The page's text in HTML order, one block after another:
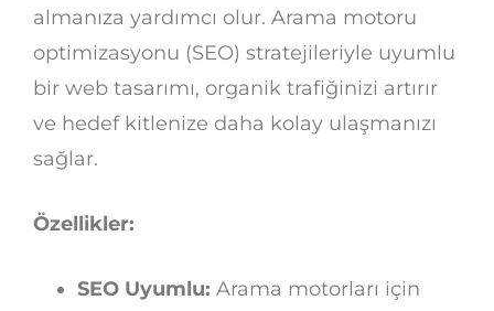
almanıza yardımcı olur. Arama motoru
optimizasyonu (SEO) stratejileriyle uyumlu
bir web tasarımı, organik trafiğinizi artırır
ve hedef kitlenize daha kolay ulaşmanızı
sağlar.
Özellikler:
SEO Uyumlu: Arama motorları için